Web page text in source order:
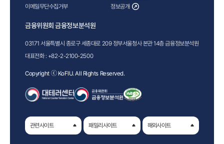
이메일무단수집거부
정보공개
금융위원회 금융정보분석원
03171 서울특별시 종로구 세종대로 209 정부서울청사 본관 14층 금융정보분석원
대표전화 : +82-2-2100-2500
Copyright ⓒ KoFIU. All Rights Reserved.
관련사이트 패밀리사이트 해외사이트